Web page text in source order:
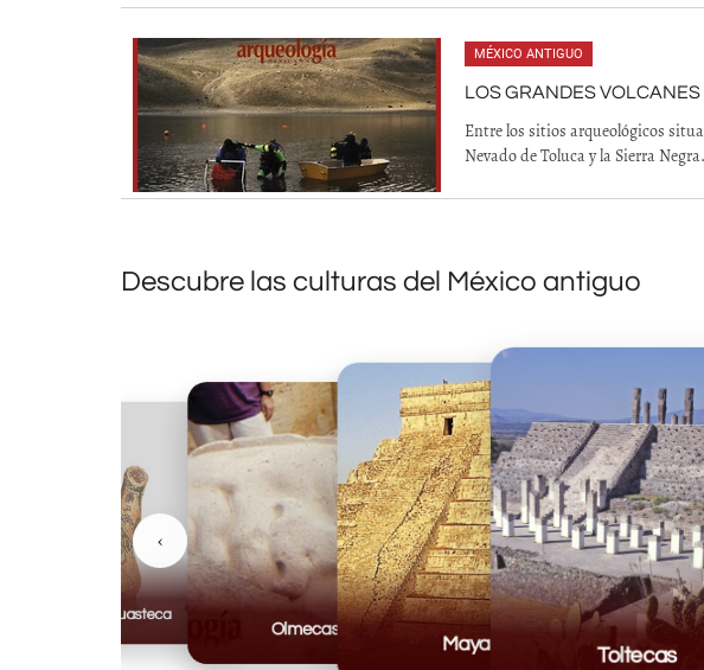
MÉXICO ANTIGUO
LOS GRANDES
Entre los sitios arqueológicos
Nevado de Toluca y la Sierra Negra.
Descubre las culturas del México antiguo
Mayas
Toltecas
Huasteca
Olmecas
‹